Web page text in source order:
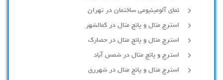
نمای آلومینیومی ساختمان در تهران
استرچ متال و پانچ متال در کمالشهر
استرچ متال و پانچ متال در حصارك
استرچ و پانچ متال در شمس آباد
استرچ متال و پانچ متال در شهرری